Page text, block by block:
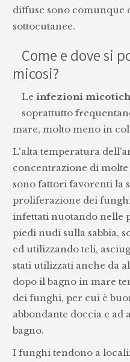
diffuse sono comunque
sottocutanee.
Come e dove si
micosi?
Leinfezioni
soprattutto
mare, molto meno in
L'alta temperatura
concentrazione di
sono fattori favorenti la
proliferazione dei
infettati nuotando nelle
piedi nudi sulla sabbia,
ed utilizzando teli,
stati utilizzati anche da
dopo il bagno in mare
dei funghi, per cui è
abbondante doccia e ad
bagno.
I funghi tendono a